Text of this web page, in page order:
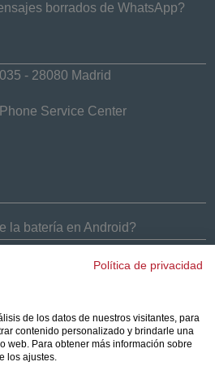
borrados de WhatsApp?
- 28080 Madrid
Service Center
la batería en Android?
de batería del iPhone 7
a tus dispositivos?
Política de privacidad
de los datos de nuestros visitantes, para
contenido personalizado y brindarle una
web. Para obtener más información sobre
los ajustes.